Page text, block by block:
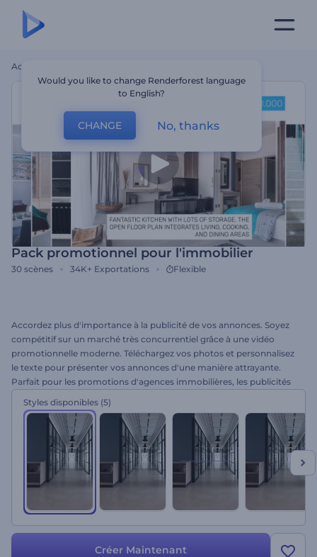
Accueil
Pack promotionnel pour l'immobilier
30 scènes 34K+ Exportations Flexible
Accordez plus d'importance à la publicité de vos annonces. Soyez
compétitif sur un marché très concurrentiel grâce à une vidéo
promotionnelle moderne. Téléchargez vos photos et personnalisez
le texte pour présenter vos annonces d'une manière attrayante.
Parfait pour les promotions d'agences immobilières, les publicités
des consommateurs avec ce pack promotionnel performant.
Essayez-le dès maintenant !
Styles disponibles (5)
Créer Maintenant
Would you like to change Renderforest language
to English?
CHANGE No, thanks